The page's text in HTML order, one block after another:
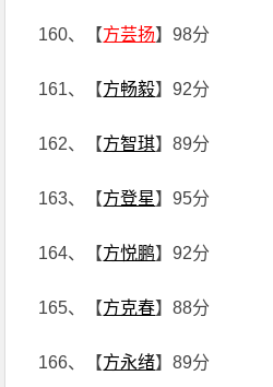
160、【方芸扬】98分
161、【方畅毅】92分
162、【方智琪】89分
163、【方登星】95分
164、【方悦鹏】92分
165、【方克春】88分
166、【方永绪】89分